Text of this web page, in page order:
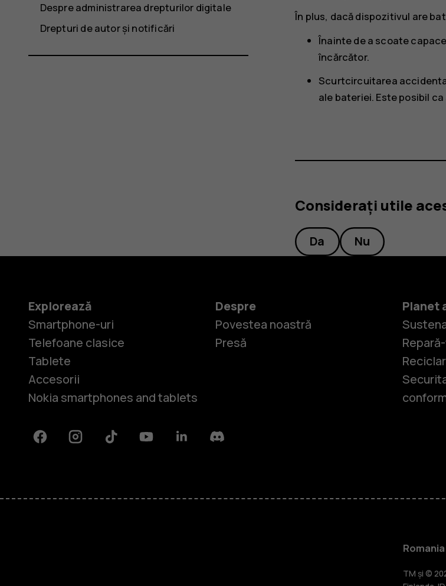
În plus, dacă dispozitivul are
Înainte de a scoate
încărcător.
Scurtcircuitarea
ale bateriei. Este posibil
Considerați utile
Da Nu
Despre administrarea drepturilor digitale
Drepturi de autor și notificări
Explorează
Smartphone-uri
Telefoane clasice
Tablete
Accesorii
Nokia smartphones and tablets
Despre
Povestea noastră
Presă
Planet
FacebookInstagramTiktok YoutubeLinkedinDiscord
Romania
TM și ©